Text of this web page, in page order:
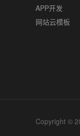
APP开发
网站云模板
Copyright ©